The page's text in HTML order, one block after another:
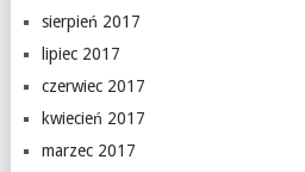
sierpień 2017
lipiec 2017
czerwiec 2017
kwiecień 2017
marzec 2017